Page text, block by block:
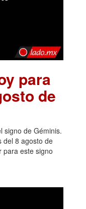
para
de
signo de Géminis.
del 8 agosto de
para este signo